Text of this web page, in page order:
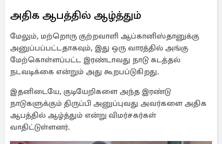
அதிக ஆபத்தில் ஆழ்த்தும்
மேலும், மற்றொரு குற்றவாளி ஆப்கானிஸ்தானுக்கு
அனுப்பப்பட்டதாகவும், இது ஒரு வாரத்தில் அங்கு
மேற்கொள்ளப்பட்ட இரண்டாவது நாடு கடத்தல்
நடவடிக்கை என்றும் அது கூறபப்டுகிறது.
இதனிடையே, குடியேறிகளை அந்த இரண்டு
நாடுகளுக்கும் திருப்பி அனுப்புவது அவர்களை அதிக
ஆபத்தில் ஆழ்த்தும் என்று விமர்சகர்கள்
வாதிட்டுள்ளனர்.